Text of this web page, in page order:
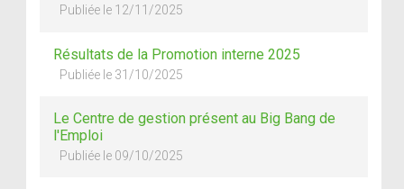
Publiée le 12/11/2025
Résultats de la Promotion interne 2025
Publiée le 31/10/2025
Le Centre de gestion présent au Big Bang de
l'Emploi
Publiée le 09/10/2025